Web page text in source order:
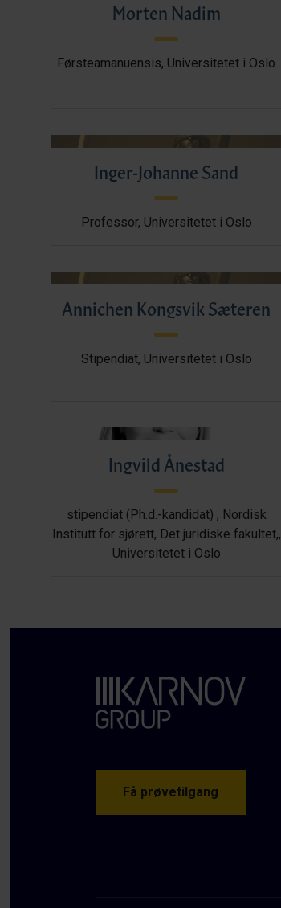
Morten Nadim
Førsteamanuensis, Universitetet i Oslo
Inger-Johanne Sand
Professor, Universitetet i Oslo
Annichen Kongsvik Sæteren
Stipendiat, Universitetet i Oslo
Ingvild Ånestad
stipendiat (Ph.d.-kandidat) , Nordisk
Institutt for sjørett, Det juridiske fakultet,,
Universitetet i Oslo
Få prøvetilgang